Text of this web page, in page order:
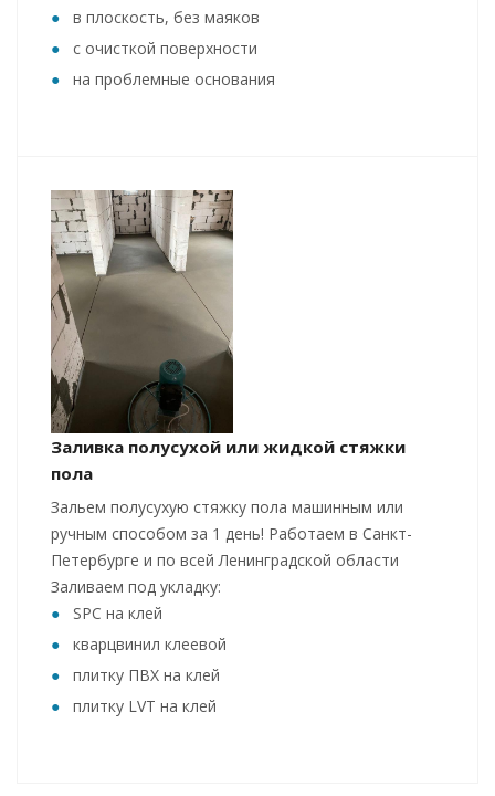
в плоскость, без маяков
с очисткой поверхности
на проблемные основания
Заливка полусухой или жидкой стяжки
пола
Зальем полусухую стяжку пола машинным или
ручным способом за 1 день! Работаем в Санкт-
Петербурге и по всей Ленинградской области
Заливаем под укладку:
SPC на клей
кварцвинил клеевой
плитку ПВХ на клей
плитку LVT на клей